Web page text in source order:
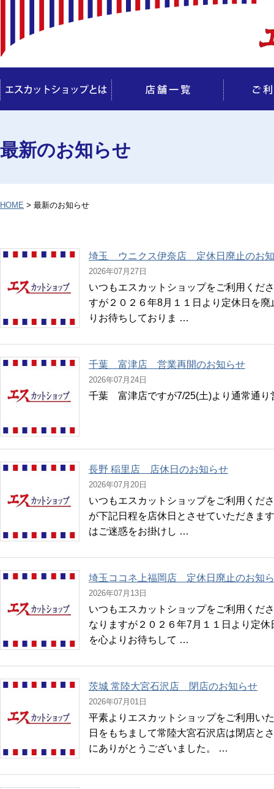
最新のお知らせ
HOME > 最新のお知らせ
埼玉 ウニクス伊奈店 定休日廃止のお
2026年07月27日
いつもエスカットショップをご利用くだ
すが２０２６年8月１１日より定休日を
りお待ちしておりま …
千葉 富津店 営業再開のお知らせ
2026年07月24日
千葉 富津店ですが7/25(土)より通常通り
長野 稲里店 店休日のお知らせ
2026年07月20日
いつもエスカットショップをご利用くだ
が下記日程を店休日とさせていただきま
はご迷惑をお掛けし …
埼玉ココネ上福岡店 定休日廃止のお知
2026年07月13日
いつもエスカットショップをご利用くだ
なりますが２０２６年7月１１日より定
を心よりお待ちして …
茨城 常陸大宮石沢店 閉店のお知らせ
2026年07月01日
平素よりエスカットショップをご利用い
日をもちまして常陸大宮石沢店は閉店と
にありがとうございました。 …